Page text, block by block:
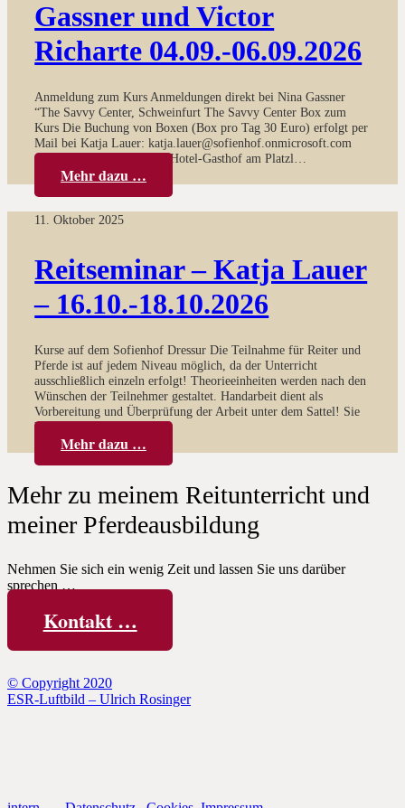
Gassner und Victor
Richarte 04.09.-06.09.2026
Anmeldung zum Kurs Anmeldungen direkt bei Nina Gassner
“The Savvy Center, Schweinfurt The Savvy Center Box zum
Kurs Die Buchung von Boxen (Box pro Tag 30 Euro) erfolgt per
Mail bei Katja Lauer: katja.lauer@sofienhof.onmicrosoft.com
Anfahrt Hotelempfehlung Hotel-Gasthof am Platzl…
Mehr dazu …
11. Oktober 2025
Reitseminar – Katja Lauer
– 16.10.-18.10.2026
Kurse auf dem Sofienhof Dressur Die Teilnahme für Reiter und
Pferde ist auf jedem Niveau möglich, da der Unterricht
ausschließlich einzeln erfolgt! Theorieeinheiten werden nach den
Wünschen der Teilnehmer gestaltet. Handarbeit dient als
Vorbereitung und Überprüfung der Arbeit unter dem Sattel! Sie
beginnt…
Mehr dazu …
Mehr zu meinem Reitunterricht und
meiner Pferdeausbildung
Nehmen Sie sich ein wenig Zeit und lassen Sie uns darüber
sprechen …
Kontakt …
© Copyright 2020
ESR-Luftbild – Ulrich Rosinger